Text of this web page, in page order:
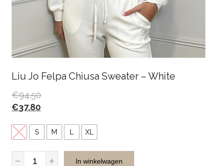
Liu Jo Felpa Chiusa Sweater – White
€94.50
€37.80
XS S M L XL
Liu
In winkelwagen